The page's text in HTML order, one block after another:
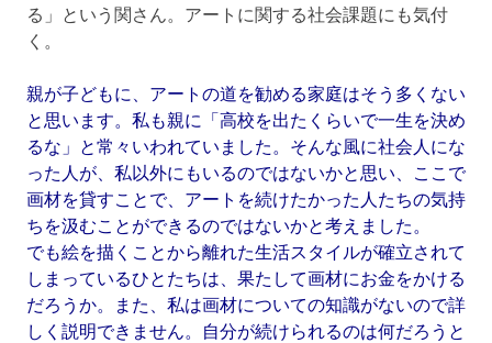
る」という関さん。アートに関する社会課題にも気付
く。
親が子どもに、アートの道を勧める家庭はそう多くない
と思います。私も親に「高校を出たくらいで一生を決め
るな」と常々いわれていました。そんな風に社会人にな
った人が、私以外にもいるのではないかと思い、ここで
画材を貸すことで、アートを続けたかった人たちの気持
ちを汲むことができるのではないかと考えました。
でも絵を描くことから離れた生活スタイルが確立されて
しまっているひとたちは、果たして画材にお金をかける
だろうか。また、私は画材についての知識がないので詳
しく説明できません。自分が続けられるのは何だろうと